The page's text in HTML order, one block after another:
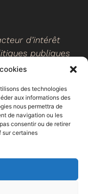
des technologies
aux informations des
nous permettra de
de navigation ou les
consentir ou de retirer
sur certaines
d’intérêt
publiques
réalisé par Ethicweb